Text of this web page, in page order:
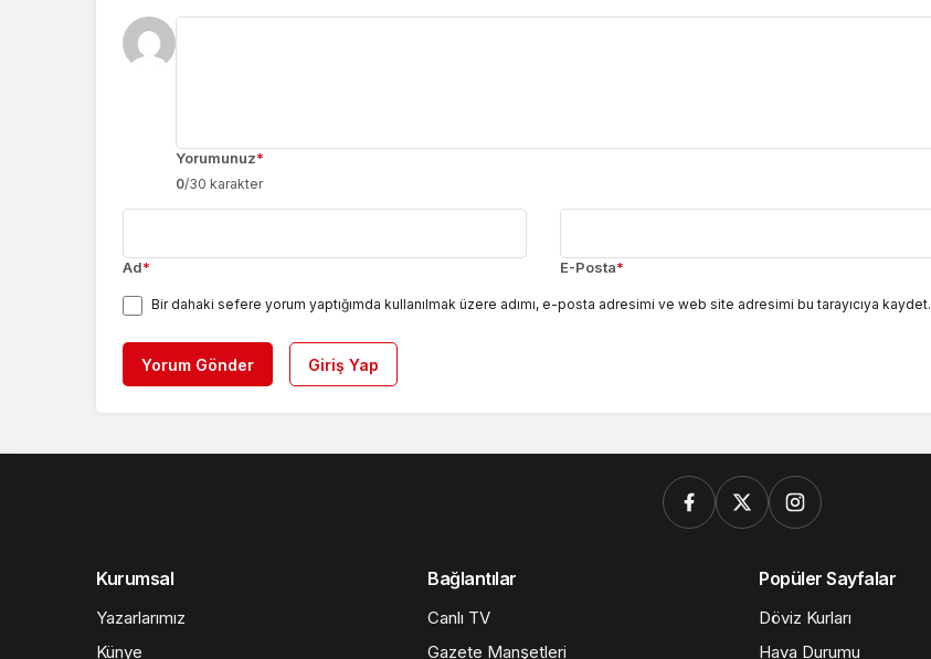
Yorumunuz*
0/30 karakter
Ad* E-Posta*
Bir dahaki sefere yorum yaptığımda kullanılmak üzere adımı, e-posta adresimi ve web site adresimi bu tarayıcıya kaydet.
Yorum Gönder Giriş Yap
Kurumsal
Yazarlarımız
Künye
Bağlantılar
Canlı TV
Gazete Manşetleri
Popüler Sayfalar
Döviz Kurları
Hava Durumu